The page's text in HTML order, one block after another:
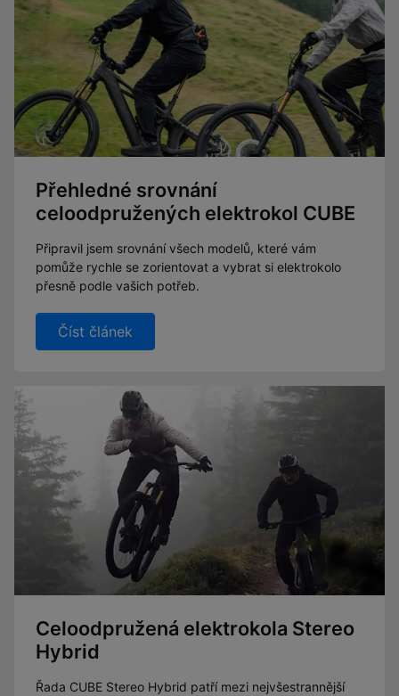
Přehledné srovnání
celoodpružených elektrokol CUBE
Připravil jsem srovnání všech modelů, které vám
pomůže rychle se zorientovat a vybrat si elektrokolo
přesně podle vašich potřeb.
Číst článek
Celoodpružená elektrokola Stereo
Hybrid
Řada CUBE Stereo Hybrid patří mezi nejvšestrannější